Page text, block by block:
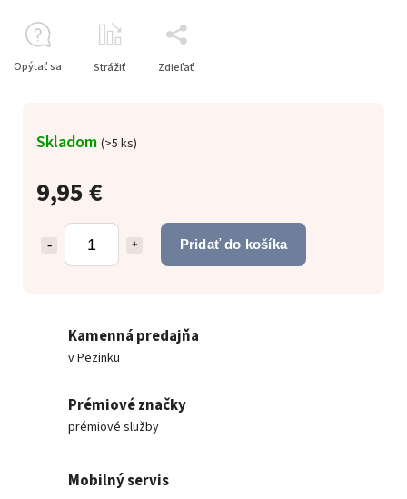
9,95 €
Pridať do košíka
Skladom (>5 ks)
Opýtať sa Strážiť Zdieľať
Kamenná predajňa
v Pezinku
Prémiové značky
prémiové služby
Mobilný servis